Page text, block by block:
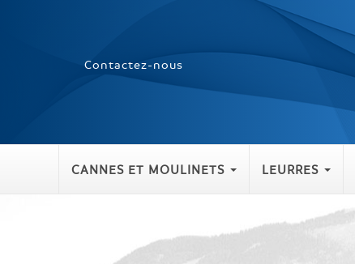
Contactez-nous
CANNES ET MOULINETS LEURRES